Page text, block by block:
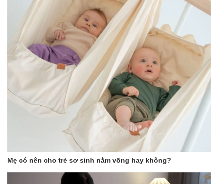
Mẹ có nên cho trẻ sơ sinh nằm võng hay không?